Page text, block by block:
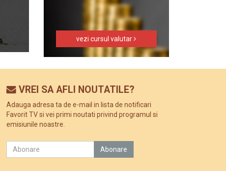
vezi cursul valutar
VREI SA AFLI NOUTATILE?
Adauga adresa ta de e-mail in lista de notificari
Favorit TV si vei primi noutati privind programul si
emisiunile noastre.